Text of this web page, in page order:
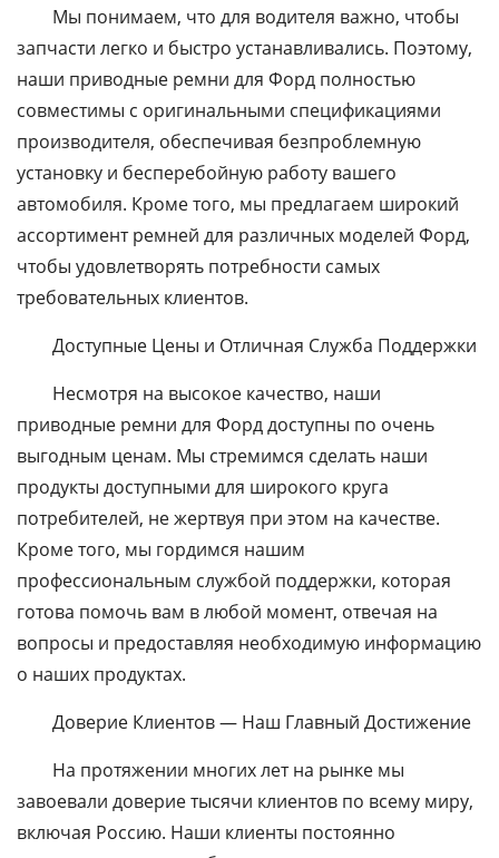
Мы понимаем, что для водителя важно, чтобы
запчасти легко и быстро устанавливались. Поэтому,
наши приводные ремни для Форд полностью
совместимы с оригинальными спецификациями
производителя, обеспечивая безпроблемную
установку и бесперебойную работу вашего
автомобиля. Кроме того, мы предлагаем широкий
ассортимент ремней для различных моделей Форд,
чтобы удовлетворять потребности самых
требовательных клиентов.
Доступные Цены и Отличная Служба Поддержки
Несмотря на высокое качество, наши
приводные ремни для Форд доступны по очень
выгодным ценам. Мы стремимся сделать наши
продукты доступными для широкого круга
потребителей, не жертвуя при этом на качестве.
Кроме того, мы гордимся нашим
профессиональным службой поддержки, которая
готова помочь вам в любой момент, отвечая на
вопросы и предоставляя необходимую информацию
о наших продуктах.
Доверие Клиентов — Наш Главный Достижение
На протяжении многих лет на рынке мы
завоевали доверие тысячи клиентов по всему миру,
включая Россию. Наши клиенты постоянно